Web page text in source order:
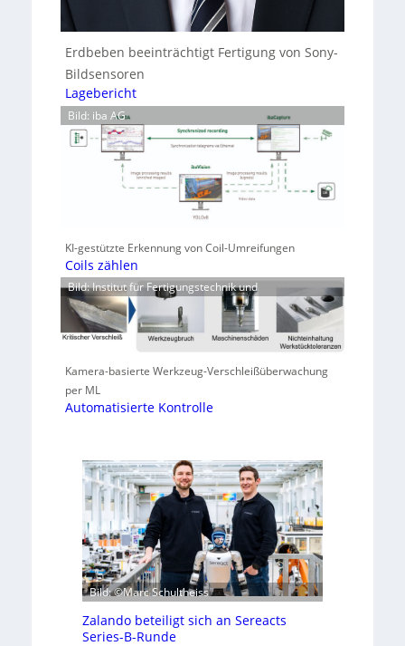
Erdbeben beeinträchtigt Fertigung von Sony-
Bildsensoren
Lagebericht
Bild: iba AG
KI-gestützte Erkennung von Coil-Umreifungen
Coils zählen
Bild: Institut für Fertigungstechnik und
Kamera-basierte Werkzeug-Verschleißüberwachung
per ML
Automatisierte Kontrolle
Bild: ©Marc Schultheiss
Zalando beteiligt sich an Sereacts
Series-B-Runde